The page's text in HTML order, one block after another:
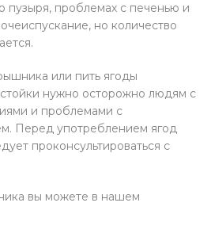
пузыря, проблемах с печенью и
но количество
или пить ягоды
нужно осторожно людям с
и проблемами с
Перед употреблением ягод
проконсультироваться с
вы можете в нашем